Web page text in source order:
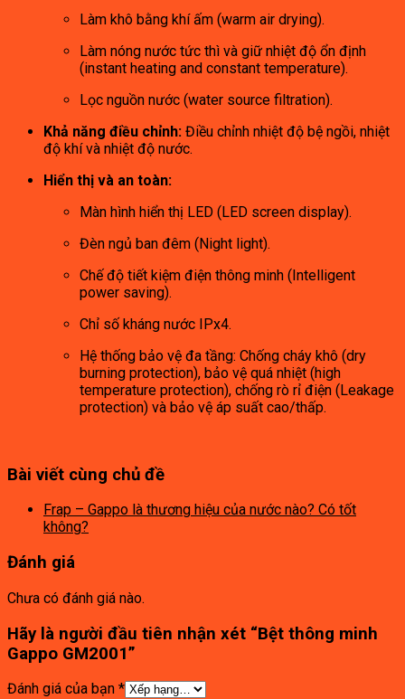
Làm khô bằng khí ấm (warm air drying).
Làm nóng nước tức thì và giữ nhiệt độ ổn định
(instant heating and constant temperature).
Lọc nguồn nước (water source filtration).
Khả năng điều chỉnh: Điều chỉnh nhiệt độ bệ ngồi, nhiệt
độ khí và nhiệt độ nước.
Hiển thị và an toàn:
Màn hình hiển thị LED (LED screen display).
Đèn ngủ ban đêm (Night light).
Chế độ tiết kiệm điện thông minh (Intelligent
power saving).
Chỉ số kháng nước IPx4.
Hệ thống bảo vệ đa tầng: Chống cháy khô (dry
burning protection), bảo vệ quá nhiệt (high
temperature protection), chống rò rỉ điện (Leakage
protection) và bảo vệ áp suất cao/thấp.
Bài viết cùng chủ đề
Frap – Gappo là thương hiệu của nước nào? Có tốt
không?
Đánh giá
Chưa có đánh giá nào.
Hãy là người đầu tiên nhận xét “Bệt thông minh
Gappo GM2001”
Đánh giá của bạn *